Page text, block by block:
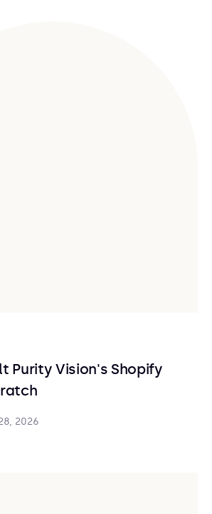
Purity Vision's Shopify
2026